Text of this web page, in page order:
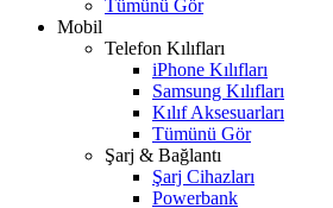
Tümünü Gör
Mobil
Telefon Kılıfları
iPhone Kılıfları
Samsung Kılıfları
Kılıf Aksesuarları
Tümünü Gör
Şarj & Bağlantı
Şarj Cihazları
Powerbank